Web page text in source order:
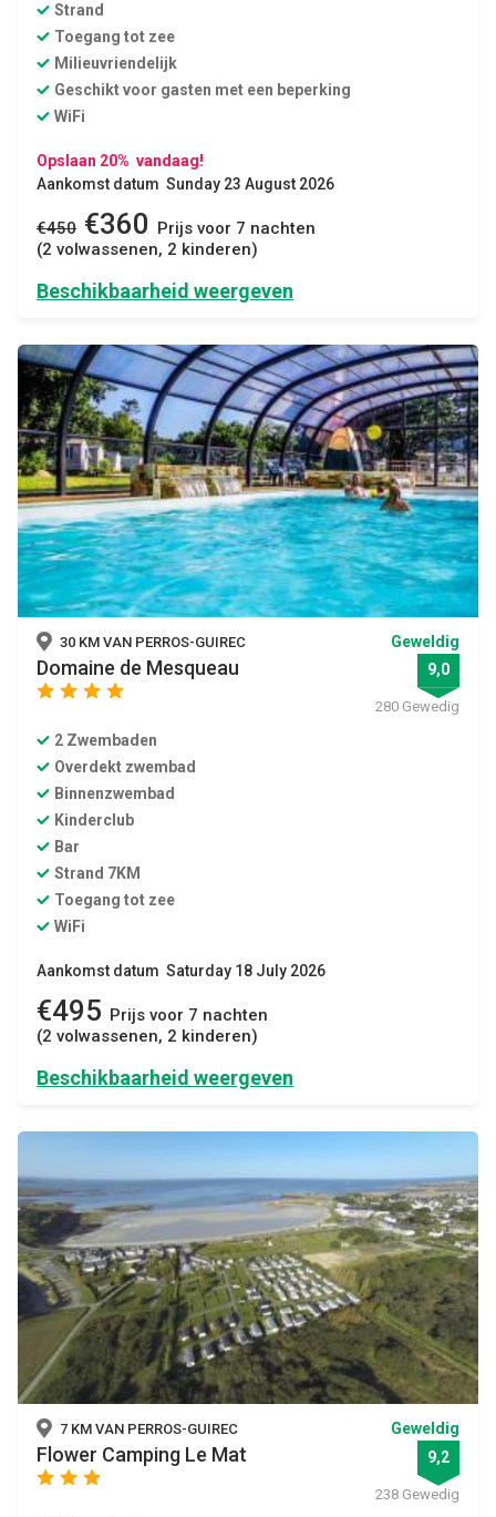
Strand
Toegang tot zee
Milieuvriendelijk
Geschikt voor gasten met een beperking
WiFi
Opslaan 20% vandaag!
Aankomst datum Sunday 23 August 2026
€450 €360 Prijs voor 7 nachten
(2 volwassenen, 2 kinderen)
Beschikbaarheid weergeven
30 KM VAN PERROS-GUIREC
Domaine de Mesqueau
star star star
Geweldig
9,0
280 Gewedig
2 Zwembaden
Overdekt zwembad
Binnenzwembad
Kinderclub
Bar
Strand 7KM
Toegang tot zee
WiFi
Aankomst datum Saturday 18 July 2026
€495 Prijs voor 7 nachten
(2 volwassenen, 2 kinderen)
Beschikbaarheid weergeven
7 KM VAN PERROS-GUIREC
Flower Camping Le Mat
star star
Geweldig
9,2
238 Gewedig